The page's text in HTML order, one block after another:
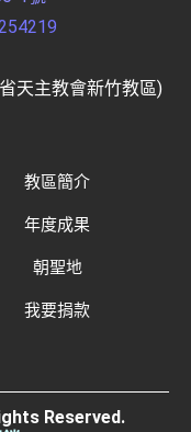
天主教會新竹教區)
教區簡介
年度成果
朝聖地
我要捐款
Reserved.